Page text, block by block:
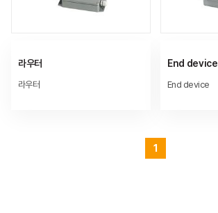
라우터
라우터
End device
End device
1